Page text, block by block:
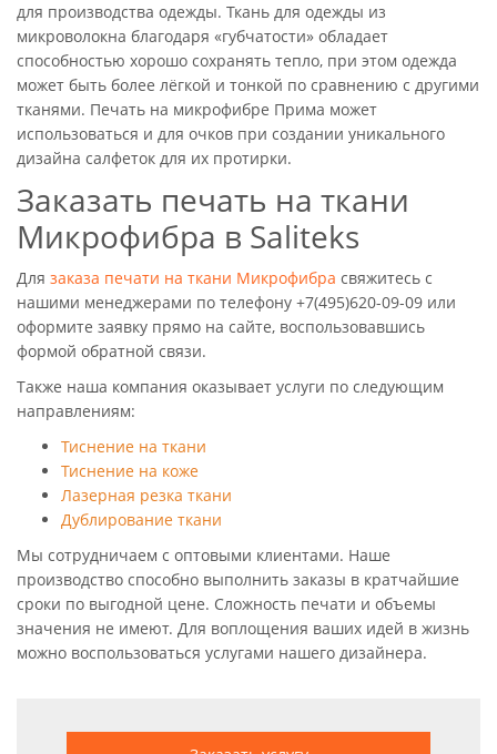
для производства одежды. Ткань для одежды из
микроволокна благодаря «губчатости» обладает
способностью хорошо сохранять тепло, при этом одежда
может быть более лёгкой и тонкой по сравнению с другими
тканями. Печать на микрофибре Прима может
использоваться и для очков при создании уникального
дизайна салфеток для их протирки.
Заказать печать на ткани
Микрофибра в Saliteks
Для заказа печати на ткани Микрофибра свяжитесь с
нашими менеджерами по телефону +7(495)620-09-09 или
оформите заявку прямо на сайте, воспользовавшись
формой обратной связи.
Также наша компания оказывает услуги по следующим
направлениям:
Тиснение на ткани
Тиснение на коже
Лазерная резка ткани
Дублирование ткани
Мы сотрудничаем с оптовыми клиентами. Наше
производство способно выполнить заказы в кратчайшие
сроки по выгодной цене. Сложность печати и объемы
значения не имеют. Для воплощения ваших идей в жизнь
можно воспользоваться услугами нашего дизайнера.